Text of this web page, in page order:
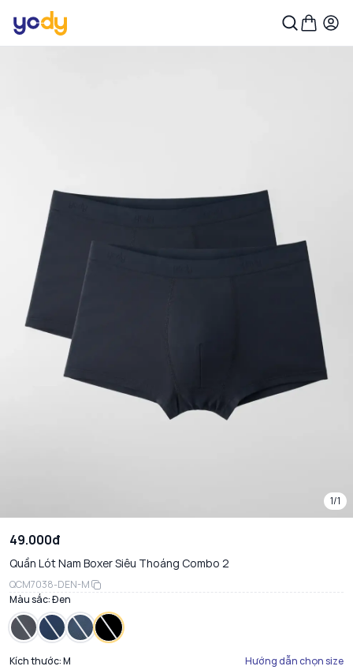
1/1
49.000đ
Quần Lót Nam Boxer Siêu Thoáng Combo 2
QCM7038-DEN-M
Màu sắc:Đen
Kích thước:M Hướng dẫn chọn size